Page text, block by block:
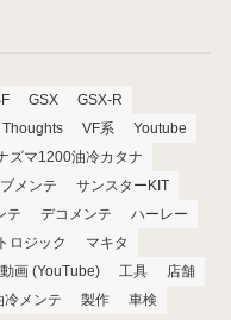
GSX
GSX-R
Thoughts VF系
Youtube
ズマ1200油冷カタナ
メンテ
サンスターKIT
テ デコメンテ
ハーレー
ロジック
マキタ
動画 (YouTube) 工具
店舗
冷メンテ 製作
車検